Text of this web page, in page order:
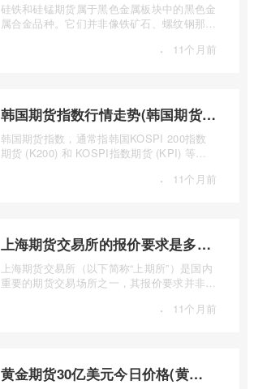
硅铁和硅锰期货属于黑色金属板块中的黑色金
属合金品种。它们并非像铁矿石、螺纹钢那样
· 11个月前
韩国期货指数行情走势(韩国期货指数行情走势图)
韩国期货指数，通常指韩国KOSPI 200指数
期货 (K200) 和 KOSPI指数期货 (KPI) 等主
· 11个月前
上海期货交易所的报价要求是多少(上海期货交易所的报价要求是多少钱)
上海期货交易所（以下简称“上期所”）是国内
重要的期货交易场所之一，其报价要求并非一
· 11个月前
黄金期货30亿美元今日价格(黄金期货30亿美元今日价格走势)